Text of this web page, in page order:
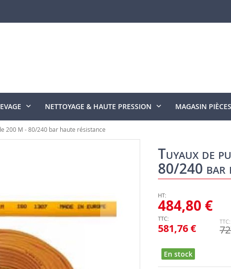
NETTOYAGE & HAUTE PRESSION MAGASIN PIÈCES
200 M - 80/240 bar haute résistance
Tuyaux de
80/240 bar
581,76 €
484,80 €
En stock